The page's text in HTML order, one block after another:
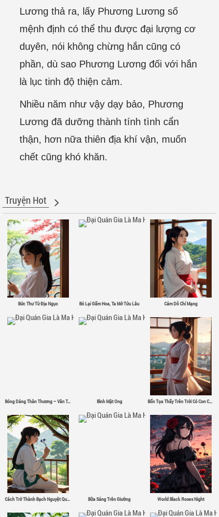
Lương thả ra, lấy Phương Lương số
mệnh định có thể thu được đại lượng cơ
duyên, nói không chừng hắn cũng có
phần, dù sao Phương Lương đối với hắn
là lục tinh độ thiện cảm.
Nhiều năm như vậy dạy bảo, Phương
Lương đã dưỡng thành tính tình cẩn
thận, hơn nữa thiên địa khí vận, muốn
chết cũng khó khăn.
Truyện Hot
Bức Thư Từ Địa Ngục Bỏ Lại Gấm Hoa, Ta Mở Tửu Lâu Cám Dỗ Chí Mạng
Bóng Dáng Thân Thương – Vân Tân Bình Mật Ong Bổn Tọa Thấy Trên Trời Có Con Chim Sắt Σ( ゜- ゜)
Cách Trở Thành Bạch Nguyệt Quang Bữa Sáng Trên Giường World Black Roses Night